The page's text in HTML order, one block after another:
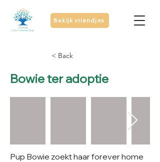
Bekijk vriendjes
< Back
Bowie ter adoptie
Pup Bowie zoekt haar forever home